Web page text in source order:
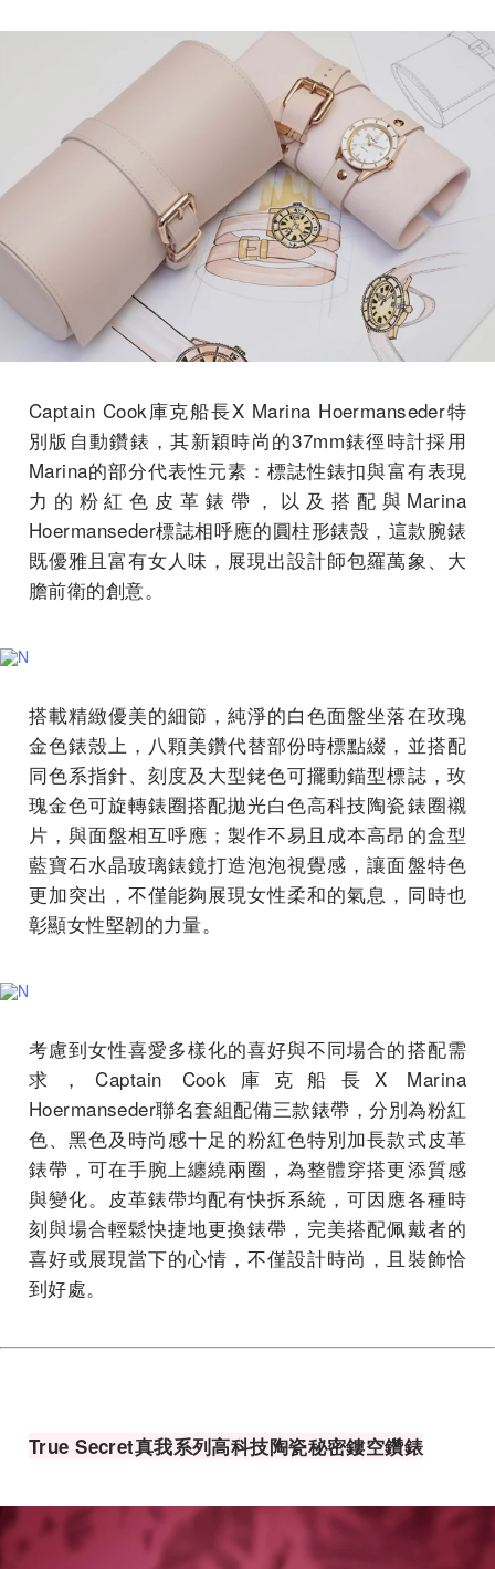
Captain Cook庫克船長X Marina Hoermanseder特
別版自動鑽錶，其新穎時尚的37mm錶徑時計採用
Marina的部分代表性元素：標誌性錶扣與富有表現
力的粉紅色皮革錶帶，以及搭配與Marina
Hoermanseder標誌相呼應的圓柱形錶殼，這款腕錶
既優雅且富有女人味，展現出設計師包羅萬象、大
膽前衛的創意。
搭載精緻優美的細節，純淨的白色面盤坐落在玫瑰
金色錶殼上，八顆美鑽代替部份時標點綴，並搭配
同色系指針、刻度及大型銠色可擺動錨型標誌，玫
瑰金色可旋轉錶圈搭配拋光白色高科技陶瓷錶圈襯
片，與面盤相互呼應；製作不易且成本高昂的盒型
藍寶石水晶玻璃錶鏡打造泡泡視覺感，讓面盤特色
更加突出，不僅能夠展現女性柔和的氣息，同時也
彰顯女性堅韌的力量。
考慮到女性喜愛多樣化的喜好與不同場合的搭配需
求，Captain Cook庫克船長X Marina
Hoermanseder聯名套組配備三款錶帶，分別為粉紅
色、黑色及時尚感十足的粉紅色特別加長款式皮革
錶帶，可在手腕上纏繞兩圈，為整體穿搭更添質感
與變化。皮革錶帶均配有快拆系統，可因應各種時
刻與場合輕鬆快捷地更換錶帶，完美搭配佩戴者的
喜好或展現當下的心情，不僅設計時尚，且裝飾恰
到好處。
True Secret真我系列高科技陶瓷秘密鏤空鑽錶